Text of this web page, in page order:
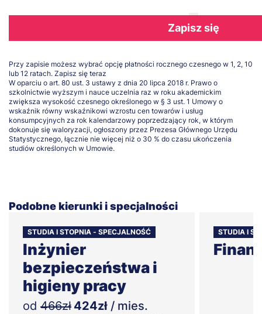
Zapisz się
Przy zapisie możesz wybrać opcję płatności rocznego czesnego w 1, 2, 10
lub 12 ratach. Zapisz się teraz
W oparciu o art. 80 ust. 3 ustawy z dnia 20 lipca 2018 r. Prawo o
szkolnictwie wyższym i nauce uczelnia raz w roku akademickim
zwiększa wysokość czesnego określonego w § 3 ust. 1 Umowy o
wskaźnik równy wskaźnikowi wzrostu cen towarów i usług
konsumpcyjnych za rok kalendarzowy poprzedzający rok, w którym
dokonuje się waloryzacji, ogłoszony przez Prezesa Głównego Urzędu
Statystycznego, łącznie nie więcej niż o 30 % do czasu ukończenia
studiów określonych w Umowie.
Podobne kierunki i specjalności
STUDIA I STOPNIA - SPECJALNOŚĆ
Inżynier
bezpieczeństwa i
higieny pracy
od 466zł 424zł / mies.
STUDIA I